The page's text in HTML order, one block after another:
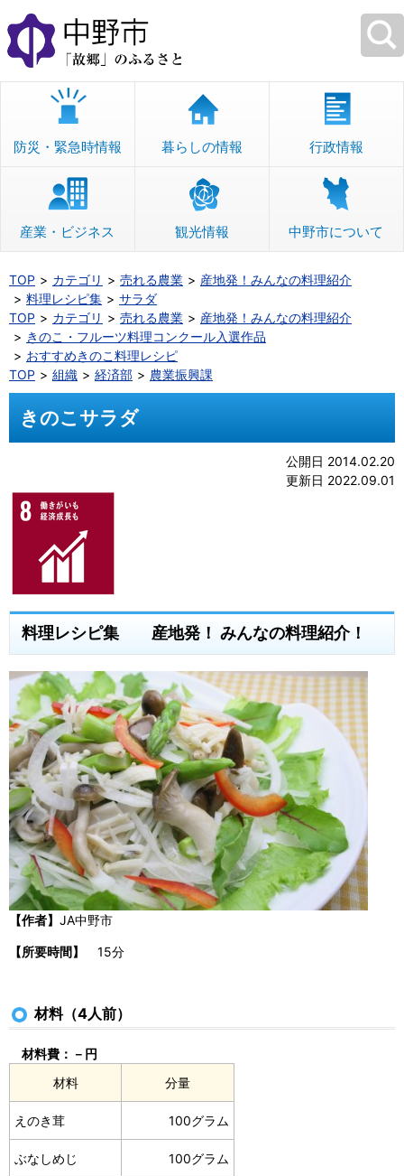
本
文
へ
移
防災・緊急時情報 暮らしの情報 行政情報
産業・ビジネス 観光情報 中野市について
TOP カテゴリ 売れる農業
産地発！みんなの料理紹介
料理レシピ集
サラダ
TOP
カテゴリ 売れる農業
産地発！みんなの料理紹介
きのこ・フルーツ料理コンクール入選作品
おすすめきのこ料理レシピ
TOP
組織 経済部 農業振興課
きのこサラダ
公開日 2014.02.20
更新日 2022.09.01
料理レシピ集 産地発！ みんなの料理紹介！
【作者】 JA中野市
【所要時間】 15分
材料（4人前）
材料費：－円
材料
分量
えのき茸 100グラム
ぶなしめじ 100グラム